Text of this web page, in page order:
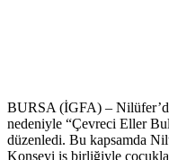
BURSA (İGFA) –
nedeniyle “Çevreci Eller
düzenledi. Bu kapsamda
Konseyi iş birliğiyle